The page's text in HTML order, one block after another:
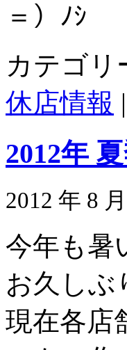
＝）ﾉｼ
カテゴリ
休店情報 |
2012年
2012 年 8
今年も暑
お久しぶ
現在各店